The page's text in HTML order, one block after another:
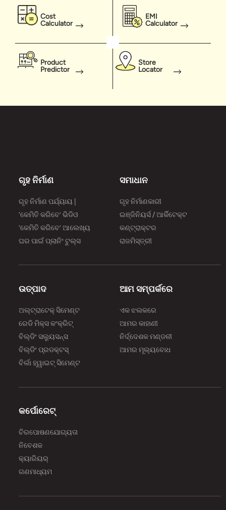
Cost
Calculator
EMI
Calculator
Product
Predictor
Store
Locator
ଗୃହ ନିର୍ମାଣ
ଗୃହ ନିର୍ମାଣ ପର୍ଯ୍ୟାୟ |
‘କେମିତି କରିବେ’ ଭିଡିଓ
‘କେମିତି କରିବେ’ ଆଲେଖ୍ୟ
ଘର ପାଇଁ ପ୍ଲାନିଂ ଟୁଲ୍‌‌ସ
ସମାଧାନ
ଗୃହ ନିର୍ମାଣକାରୀ
ଇଞ୍ଜିନିୟର୍ସ / ଆର୍କିଟେକ୍ଟ
କଣ୍ଟ୍ରାକ୍ଟର
ରାଜମିସ୍ତ୍ରୀ
ଉତ୍ପାଦ
ଅଲ୍‌‌ଟ୍ରାଟେକ୍ ସିମେଣ୍ଟ
ରେଡି ମିକ୍ସ କଂକ୍ରିଟ୍
ବିଲ୍‌‌ଡିଂ ସଲ୍ୟୁସନ୍ସ
ବିଲ୍‌‌ଡିଂ ପ୍ରଡକ୍ଟସ୍
ବିର୍ଲା ହ୍ୱାଇଟ୍ ସିମେଣ୍ଟ
ଆମ ସମ୍ପର୍କରେ
ଏକ ଝଲକରେ
ଆମର କାହାଣୀ
ନିର୍ଦ୍ଦେଶକ ମଣ୍ଡଳୀ
ଆମର ମୂଲ୍ୟବୋଧ
କର୍ପୋରେଟ୍
ଚିରପୋଷଣଯୋଗ୍ୟତା
ନିବେଶକ
କ୍ୟାରିୟର୍
ଗଣମାଧ୍ୟମ